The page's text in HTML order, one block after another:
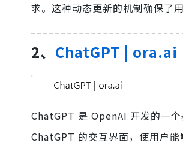
求。这种动态更新的机制确保了
2、 ChatGPT | ora.ai
ChatGPT 是 OpenAI 开发的一
ChatGPT 的交互界面，使用户能